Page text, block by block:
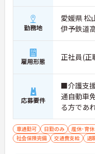
勤務地
愛媛県 松
伊予鉄道
雇用形態 正社員(正
応募要件
■介護支
通自動車
る方であ
el
車通勤可 日勤のみ 産休･育
社会保険完備
交通費支給 退